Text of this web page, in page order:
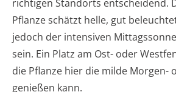
richtigen Standorts entscheidend.
Pflanze schätzt helle, gut
jedoch der intensiven
sein. Ein Platz am Ost- oder
die Pflanze hier die milde Morgen-
genießen kann.